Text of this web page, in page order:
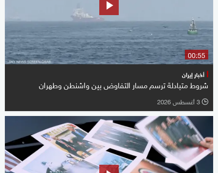
00:55
أخبار إيران
شروط متبادلة ترسم مسار التفاوض بين واشنطن وطهران
l 3 أغسطس 2026